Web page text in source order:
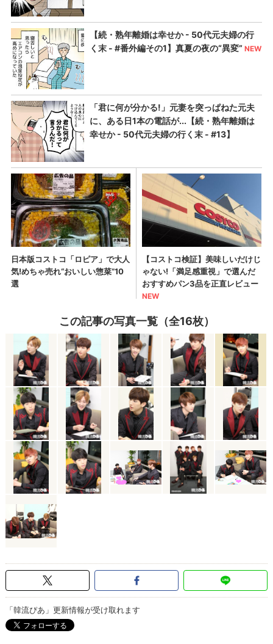
この記事の写真一覧（全16枚）
「韓流ぴあ」更新情報が受け取れます